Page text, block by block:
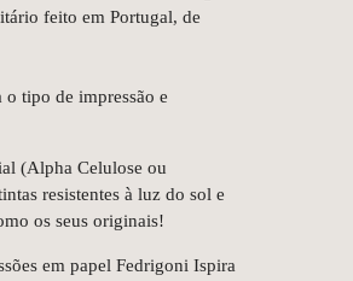
feito em Portugal, de
tipo de impressão e
(Alpha Celulose ou
resistentes à luz do sol e
os seus originais!
em papel Fedrigoni Ispira